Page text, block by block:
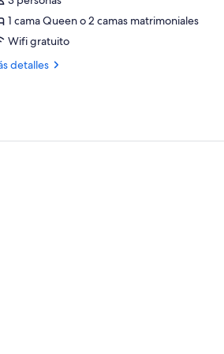
1 cama Queen o 2 camas matrimoniales
Wifi gratuito
detalles